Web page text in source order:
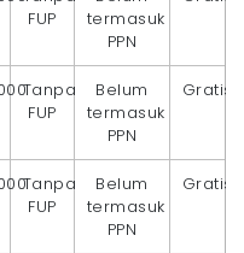
FUP
termasuk
PPN
Tanpa
FUP
Belum
termasuk
PPN
Gratis
Tanpa
FUP
Belum
termasuk
PPN
Gratis